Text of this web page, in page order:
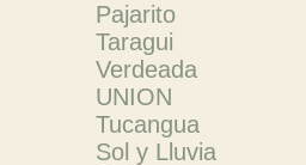
Pajarito
Taragui
Verdeada
UNION
Tucangua
Sol y Lluvia